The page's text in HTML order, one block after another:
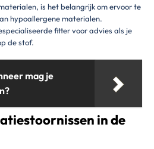
is het belangrijk om ervoor te
hypoallergene materialen.
fitter voor advies als je
de stof.
mag je
in de